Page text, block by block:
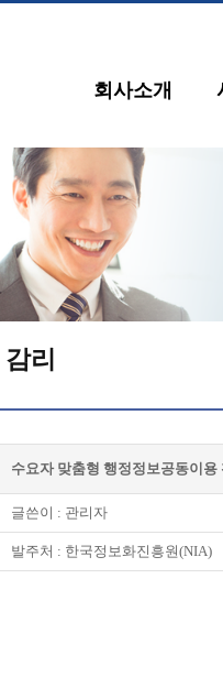
회사소개
감리
수요자 맞춤형 행정정보공동이용
글쓴이 : 관리자
발주처 : 한국정보화진흥원(NIA)